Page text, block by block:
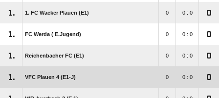
1. 1. FC Wacker Plauen (E1) 0 0 : 0 0
1. FC Werda ( E.Jugend) 0 0 : 0 0
1. Reichenbacher FC (E1) 0 0 : 0 0
1. VFC Plauen 4 (E1-J) 0 0 : 0 0